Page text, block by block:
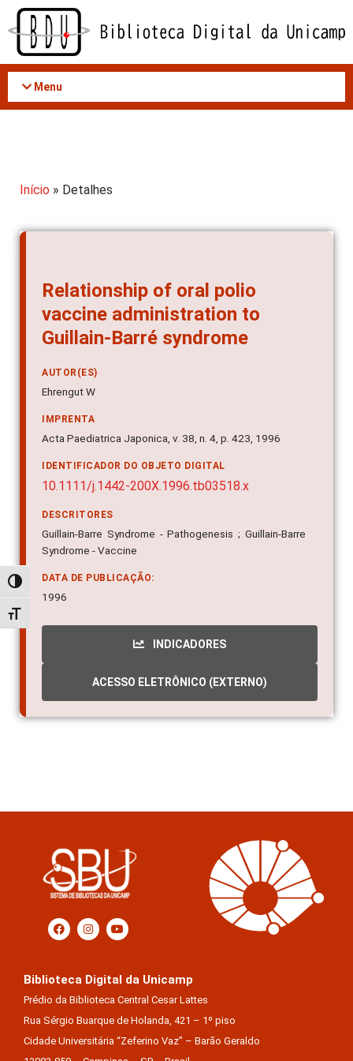
Acessar
conteúdo
Alternar alto contraste
Alternar tamanho da fonte
Menu
Início » Detalhes
Relationship of oral polio
vaccine administration to
Guillain-Barré syndrome
AUTOR(ES)
Ehrengut W
IMPRENTA
Acta Paediatrica Japonica, v. 38, n. 4, p. 423, 1996
IDENTIFICADOR DO OBJETO DIGITAL
10.1111/j.1442-200X.1996.tb03518.x
DESCRITORES
Guillain-Barre Syndrome - Pathogenesis ; Guillain-Barre
Syndrome - Vaccine
DATA DE PUBLICAÇÃO:
1996
INDICADORES
ACESSO ELETRÔNICO (EXTERNO)
Biblioteca Digital da Unicamp
Prédio da Biblioteca Central Cesar Lattes
Rua Sérgio Buarque de Holanda, 421 – 1º piso
Cidade Universitária “Zeferino Vaz” – Barão Geraldo